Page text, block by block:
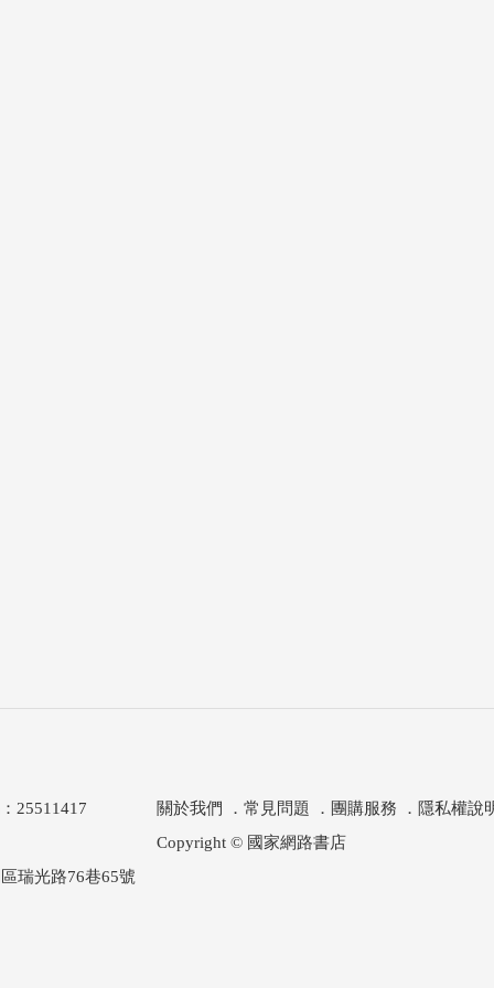
25511417
關於我們 ． 常見問題 ． 團購服務 ． 隱私權說
Copyright © 國家網路書店
瑞光路76巷65號